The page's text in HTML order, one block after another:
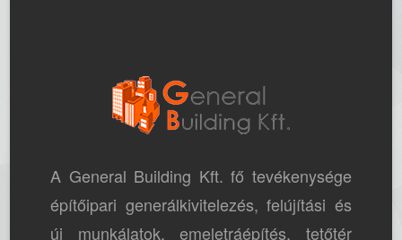
A General Building Kft. fő tevékenysége
építőipari generálkivitelezés, felújítási és
új munkálatok, emeletráépítés, tetőtér